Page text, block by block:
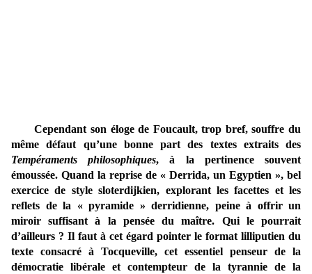
Cependant son éloge de Foucault, trop bref, souffre du
même défaut qu’une bonne part des textes extraits des
Tempéraments philosophiques, à la pertinence souvent
émoussée. Quand la reprise de « Derrida, un Egyptien », bel
exercice de style sloterdijkien, explorant les facettes et les
reflets de la « pyramide » derridienne, peine à offrir un
miroir suffisant à la pensée du maître. Qui le pourrait
d’ailleurs ? Il faut à cet égard pointer le format lilliputien du
texte consacré à Tocqueville, cet essentiel penseur de la
démocratie libérale et contempteur de la tyrannie de la